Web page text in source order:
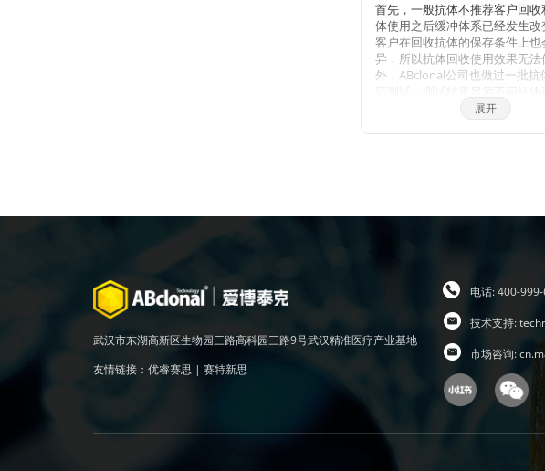
首先，一般抗体不推荐客户回收
体使用之后缓冲体系已经发生改
客户在回收抗体的保存条件上也
异，所以抗体回收使用效果无法
外，ABclonal公司也做过一批抗
数不同，一般效价越高的抗体，
用的次数越多，客户可根据实验
展开
武汉市东湖高新区生物园三路高科园三路9号武汉精准医疗产业基地
友情链接： 优睿赛思 | 赛特新思
电话: 400-
技术支持:
市场咨询: